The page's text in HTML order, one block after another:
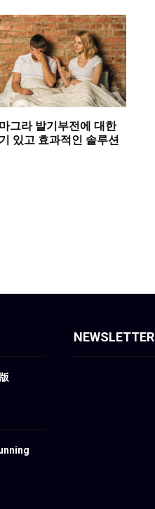
그라 발기부전에 대한
있고 효과적인 솔루션
NEWSLETTER